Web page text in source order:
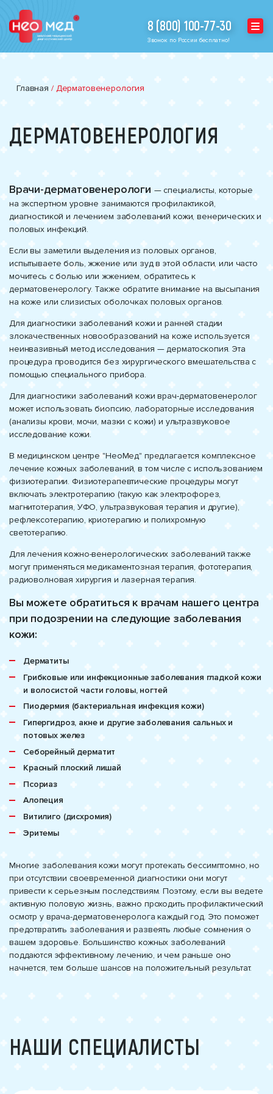
8 (800) 100-77-30
Звонок по России бесплатно!
Главная / Дерматовенерология
ДЕРМАТОВЕНЕРОЛОГИЯ
Врачи-дерматовенерологи — специалисты, которые
на экспертном уровне занимаются профилактикой,
диагностикой и лечением заболеваний кожи, венерических и
половых инфекций.
Если вы заметили выделения из половых органов,
испытываете боль, жжение или зуд в этой области, или часто
мочитесь с болью или жжением, обратитесь к
дерматовенерологу. Также обратите внимание на высыпания
на коже или слизистых оболочках половых органов.
Для диагностики заболеваний кожи и ранней стадии
злокачественных новообразований на коже используется
неинвазивный метод исследования — дерматоскопия. Эта
процедура проводится без хирургического вмешательства с
помощью специального прибора.
Для диагностики заболеваний кожи врач-дерматовенеролог
может использовать биопсию, лабораторные исследования
(анализы крови, мочи, мазки с кожи) и ультразвуковое
исследование кожи.
В медицинском центре "НеоМед" предлагается комплексное
лечение кожных заболеваний, в том числе с использованием
физиотерапии. Физиотерапевтические процедуры могут
включать электротерапию (такую как электрофорез,
магнитотерапия, УФО, ультразвуковая терапия и другие),
рефлексотерапию, криотерапию и полихромную
светотерапию.
Для лечения кожно-венерологических заболеваний также
могут применяться медикаментозная терапия, фототерапия,
радиоволновая хирургия и лазерная терапия.
Вы можете обратиться к врачам нашего центра
при подозрении на следующие заболевания
кожи:
Дерматиты
Грибковые или инфекционные заболевания гладкой кожи
и волосистой части головы, ногтей
Пиодермия (бактериальная инфекция кожи)
Гипергидроз, акне и другие заболевания сальных и
потовых желез
Себорейный дерматит
Красный плоский лишай
Псориаз
Алопеция
Витилиго (дисхромия)
Эритемы
Многие заболевания кожи могут протекать бессимптомно, но
при отсутствии своевременной диагностики они могут
привести к серьезным последствиям. Поэтому, если вы ведете
активную половую жизнь, важно проходить профилактический
осмотр у врача-дерматовенеролога каждый год. Это поможет
предотвратить заболевания и развеять любые сомнения о
вашем здоровье. Большинство кожных заболеваний
поддаются эффективному лечению, и чем раньше оно
начнется, тем больше шансов на положительный результат.
НАШИ СПЕЦИАЛИСТЫ